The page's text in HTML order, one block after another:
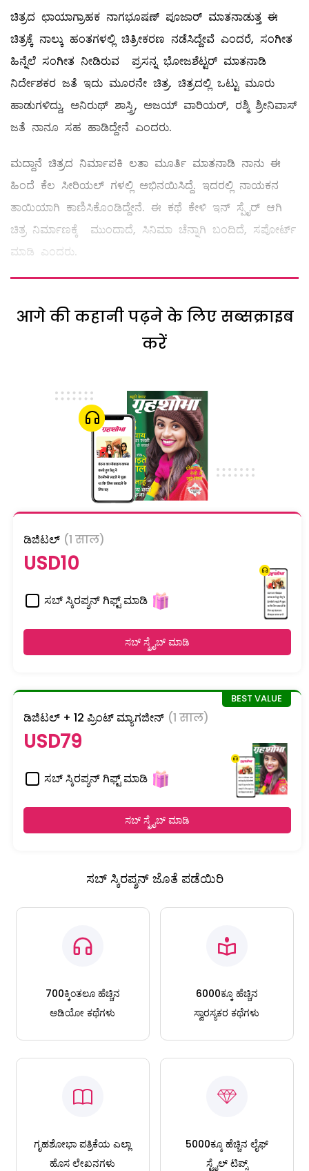
ಚಿತ್ರದ ಛಾಯಾಗ್ರಾಹಕ ನಾಗಭೂಷಣ್ ಪೂಜಾರ್ ಮಾತನಾಡುತ್ತ ಈ
ಚಿತ್ರಕ್ಕೆ ನಾಲ್ಕು ಹಂತಗಳಲ್ಲಿ ಚಿತ್ರೀಕರಣ ನಡೆಸಿದ್ದೇವೆ ಎಂದರೆ, ಸಂಗೀತ
ಹಿನ್ನೆಲೆ ಸಂಗೀತ ನೀಡಿರುವ ಪ್ರಸನ್ನ ಭೋಜಶೆಟ್ಟರ್ ಮಾತನಾಡಿ
ನಿರ್ದೇಶಕರ ಜತೆ ಇದು ಮೂರನೇ ಚಿತ್ರ. ಚಿತ್ರದಲ್ಲಿ ಒಟ್ಟು ಮೂರು
ಹಾಡುಗಳಿದ್ದು, ಅನಿರುಥ್ ಶಾಸ್ತ್ರಿ, ಅಜಯ್ ವಾರಿಯರ್, ರಶ್ಮಿ ಶ್ರೀನಿವಾಸ್
ಜತೆ ನಾನೂ ಸಹ ಹಾಡಿದ್ದೇನೆ ಎಂದರು.
ಮದ್ದಾನೆ ಚಿತ್ರದ ನಿರ್ಮಾಪಕಿ ಲತಾ ಮೂರ್ತಿ ಮಾತನಾಡಿ ನಾನು ಈ
ಹಿಂದೆ ಕೆಲ ಸೀರಿಯಲ್ ಗಳಲ್ಲಿ ಅಭಿನಯಿಸಿದ್ದೆ. ಇದರಲ್ಲಿ ನಾಯಕನ
ತಾಯಿಯಾಗಿ ಕಾಣಿಸಿಕೊಂಡಿದ್ದೇನೆ. ಈ ಕಥೆ ಕೇಳಿ ಇನ್ ಸ್ಪೈರ್ ಆಗಿ
ಚಿತ್ರ ನಿರ್ಮಾಣಕ್ಕೆ ಮುಂದಾದೆ, ಸಿನಿಮಾ ಚೆನ್ನಾಗಿ ಬಂದಿದೆ, ಸಪೋರ್ಟ್
ಮಾಡಿ ಎಂದರು.
आगे की कहानी पढ़ने के लिए सब्सक्राइब
करें
ಡಿಜಿಟಲ್ (1 साल)
USD10
ಸಬ್ ಸ್ಕಿರಪ್ಶನ್ ಗಿಫ್ಟ್ ಮಾಡಿ
ಸಬ್ ಸ್ಕ್ರೈಬ್ ಮಾಡಿ
ಡಿಜಿಟಲ್ + 12 ಪ್ರಿಂಟ್ ಮ್ಯಾಗಜೀನ್ (1 साल)
USD79
ಸಬ್ ಸ್ಕಿರಪ್ಶನ್ ಗಿಫ್ಟ್ ಮಾಡಿ
ಸಬ್ ಸ್ಕ್ರೈಬ್ ಮಾಡಿ
ಸಬ್ ಸ್ಕಿರಪ್ಶನ್ ಜೊತೆ ಪಡೆಯಿರಿ
700ಕ್ಕಿಂತಲೂ ಹೆಚ್ಚಿನ
ಆಡಿಯೋ ಕಥೆಗಳು
6000ಕ್ಕೂ ಹೆಚ್ಚಿನ
ಸ್ವಾರಸ್ಯಕರ ಕಥೆಗಳು
ಗೃಹಶೋಭಾ ಪತ್ರಿಕೆಯ ಎಲ್ಲಾ
ಹೊಸ ಲೇಖನಗಳು
5000ಕ್ಕೂ ಹೆಚ್ಚಿನ ಲೈಫ್
ಸ್ಟೈಲ್ ಟಿಪ್ಸ್